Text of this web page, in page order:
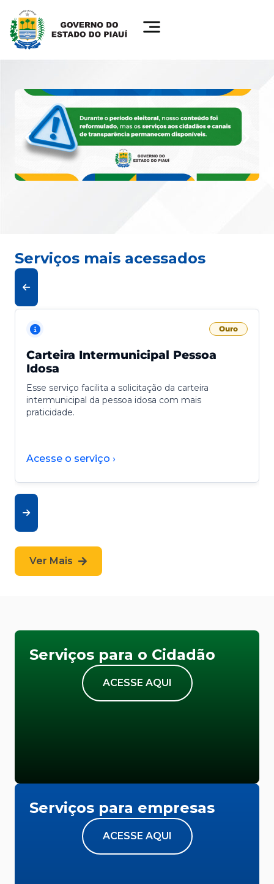
Serviços mais acessados
Ouro
Carteira Intermunicipal Pessoa
Idosa
Esse serviço facilita a solicitação da carteira
intermunicipal da pessoa idosa com mais
praticidade.
Acesse o serviço ›
Ver Mais
Serviços para o Cidadão
ACESSE AQUI
Serviços para empresas
ACESSE AQUI